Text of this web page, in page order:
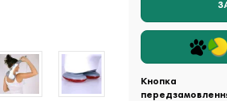
Кнопка